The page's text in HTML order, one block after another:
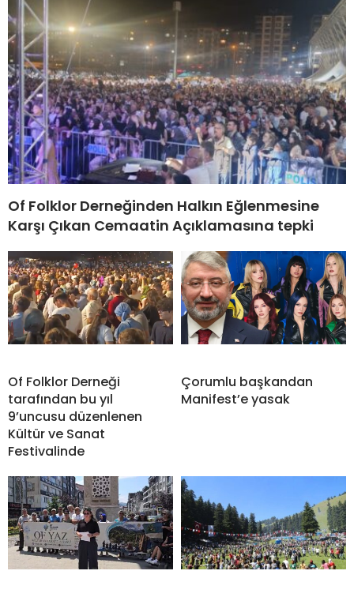
Of Folklor Derneğinden Halkın Eğlenmesine
Karşı Çıkan Cemaatin Açıklamasına tepki
Of Folklor Derneği
tarafından bu yıl
9’uncusu düzenlenen
Kültür ve Sanat
Festivalinde
Çorumlu başkandan
Manifest’e yasak